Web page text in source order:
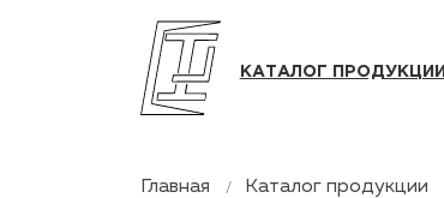
КАТАЛОГ ПРОДУКЦИИ
Главная Каталог продукции